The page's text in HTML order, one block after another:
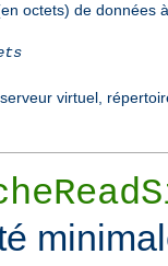
octets) de données
virtuel,